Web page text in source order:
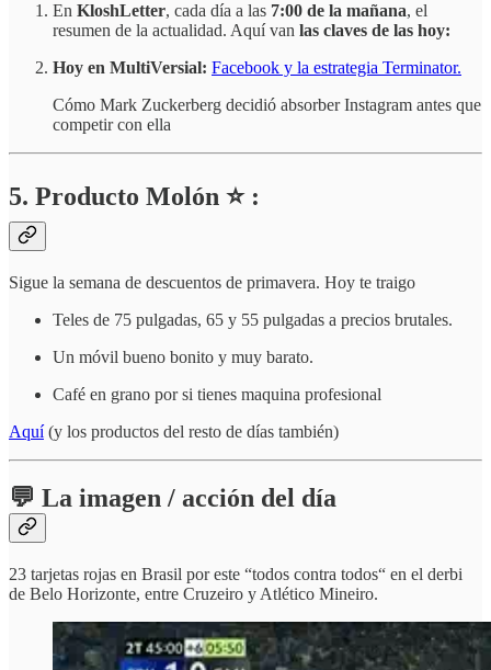
En KloshLetter, cada día a las 7:00 de la mañana, el
resumen de la actualidad. Aquí van las claves de las hoy:
Hoy en MultiVersial: Facebook y la estrategia Terminator.
Cómo Mark Zuckerberg decidió absorber Instagram antes que
competir con ella
5. Producto Molón ⭐ :
Sigue la semana de descuentos de primavera. Hoy te traigo
Teles de 75 pulgadas, 65 y 55 pulgadas a precios brutales.
Un móvil bueno bonito y muy barato.
Café en grano por si tienes maquina profesional
Aquí(y los productos del resto de días también)
💬 La imagen / acción del día
23 tarjetas rojas en Brasil por este “todos contra todos“ en el derbi
de Belo Horizonte, entre Cruzeiro y Atlético Mineiro.